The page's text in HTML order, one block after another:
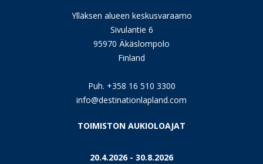
Ylläksen alueen keskusvaraamo
Sivulantie 6
95970 Äkäslompolo
Finland
Puh. +358 16 510 3300
info@destinationlapland.com
TOIMISTON AUKIOLOAJAT
20.4.2026 - 30.8.2026